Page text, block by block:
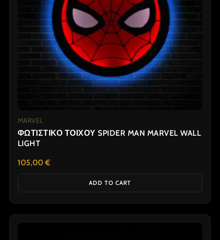
MARVEL
ΦΩΤΙΣΤΙΚΟ ΤΟΙΧΟΥ SPIDER MAN MARVEL WALL
LIGHT
105,00€
ADD TO CART